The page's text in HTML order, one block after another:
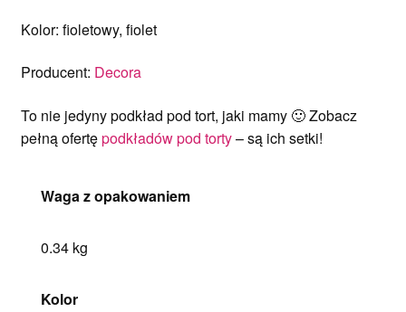
Kolor: fioletowy, fiolet
Producent: Decora
To nie jedyny podkład pod tort, jaki mamy 🙂 Zobacz
pełną ofertępodkładów pod torty– są ich setki!
Waga z opakowaniem
0.34 kg
Kolor